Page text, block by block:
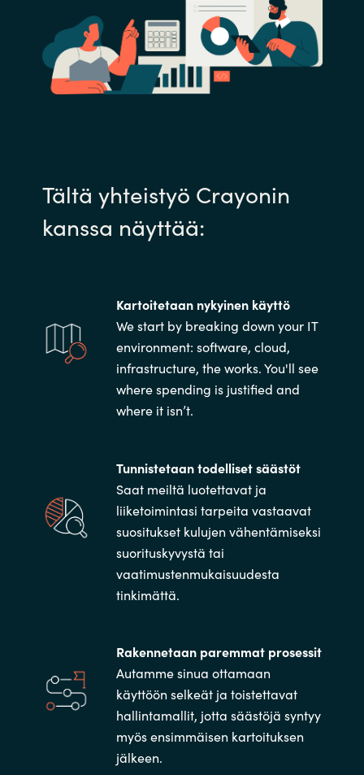
Tältä yhteistyö Crayonin
kanssa näyttää:
Kartoitetaan nykyinen käyttö
We start by breaking down your IT
environment: software, cloud,
infrastructure, the works. You'll see
where spending is justified and
where it isn’t.
Tunnistetaan todelliset säästöt
Saat meiltä luotettavat ja
liiketoimintasi tarpeita vastaavat
suositukset kulujen vähentämiseksi
suorituskyvystä tai
vaatimustenmukaisuudesta
tinkimättä.
Rakennetaan paremmat prosessit
Autamme sinua ottamaan
käyttöön selkeät ja toistettavat
hallintamallit, jotta säästöjä syntyy
myös ensimmäisen kartoituksen
jälkeen.